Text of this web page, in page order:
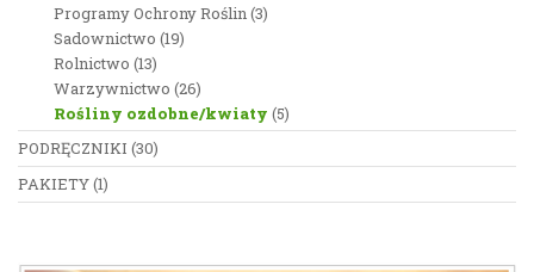
Programy Ochrony Roślin(3)
Sadownictwo (19)
Rolnictwo (13)
Warzywnictwo (26)
Rośliny ozdobne/kwiaty (5)
PODRĘCZNIKI (30)
PAKIETY(1)